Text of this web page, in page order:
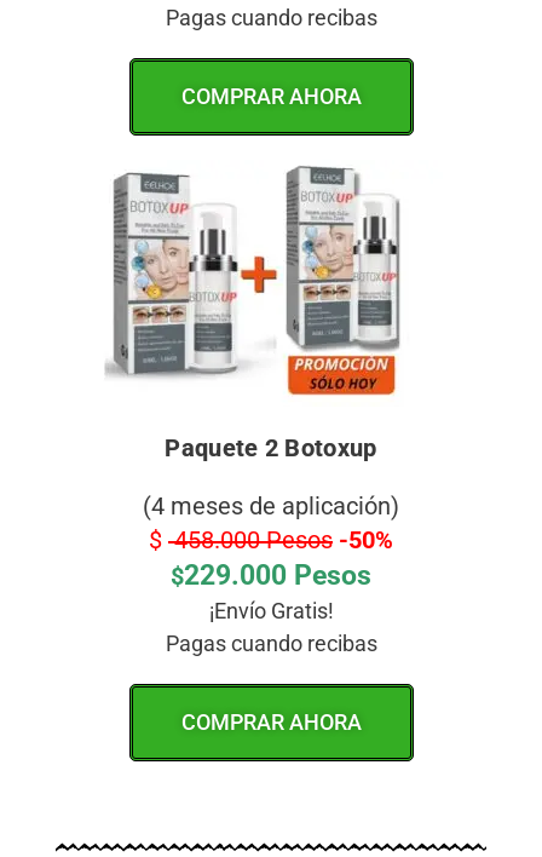
Pagas cuando recibas
COMPRAR AHORA
Paquete 2 Botoxup
(4 meses de aplicación)
$ 458.000 Pesos -50%
$229.000 Pesos
¡Envío Gratis!
Pagas cuando recibas
COMPRAR AHORA